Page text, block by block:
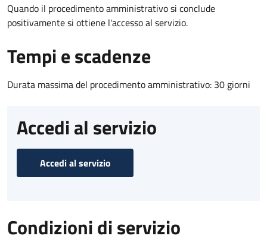
Quando il procedimento amministrativo si conclude
positivamente si ottiene l'accesso al servizio.
Tempi e scadenze
Durata massima del procedimento amministrativo: 30 giorni
Accedi al servizio
Accedi al servizio
Condizioni di servizio